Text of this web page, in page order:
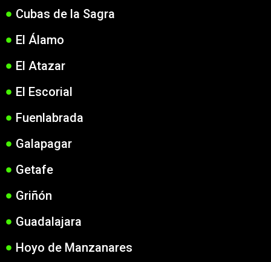
Cubas de la Sagra
El Álamo
El Atazar
El Escorial
Fuenlabrada
Galapagar
Getafe
Griñón
Guadalajara
Hoyo de Manzanares